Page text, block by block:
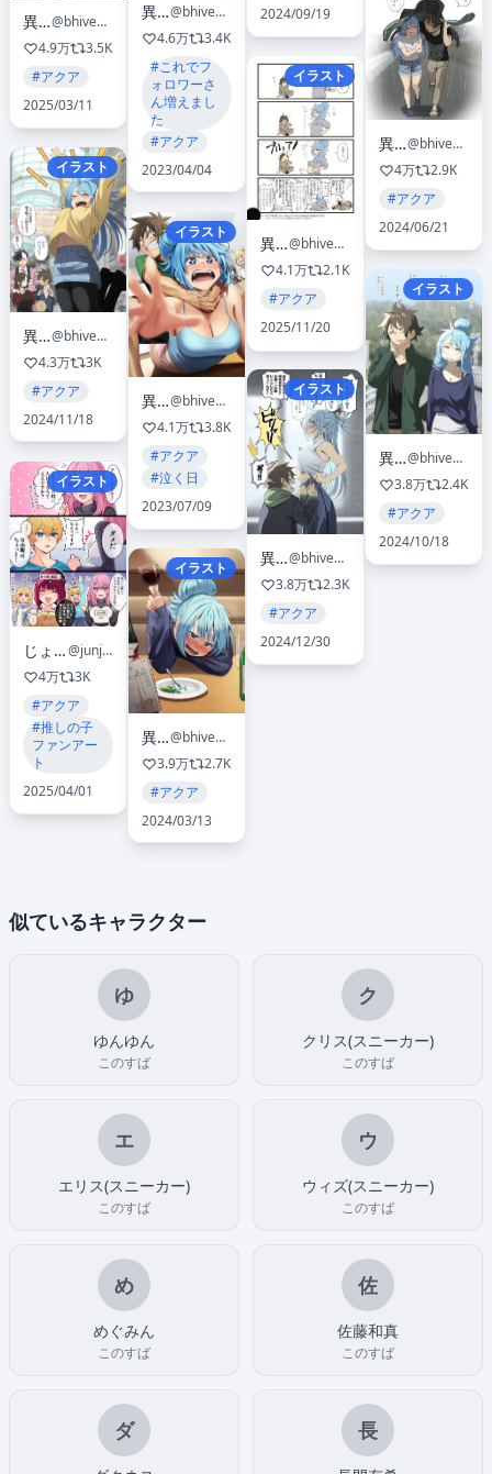
異澤
@bhive003
4.9万
3.5K
#アクア
2025/03/11
イラスト
異澤
@bhive003
4.3万
3K
#アクア
2024/11/18
イラスト
じょん太
@junjonta
4万
3K
#アクア
#推しの子
ファンアー
ト
2025/04/01
異澤
@bhive003
4.6万
3.4K
#これでフ
ォロワーさ
ん増えまし
た
#アクア
2023/04/04
イラスト
異澤
@bhive003
4.1万
3.8K
#アクア
#泣く日
2023/07/09
イラスト
異澤
@bhive003
3.9万
2.7K
#アクア
2024/03/13
2024/09/19
イラスト
異澤
@bhive003
4.1万
2.1K
#アクア
2025/11/20
イラスト
異澤
@bhive003
3.8万
2.3K
#アクア
2024/12/30
異澤
@bhive003
4万
2.9K
#アクア
2024/06/21
イラスト
異澤
@bhive003
3.8万
2.4K
#アクア
2024/10/18
似ているキャラクター
ゆ
ゆんゆん
このすば
ク
クリス(スニーカー)
このすば
エ
エリス(スニーカー)
このすば
ウ
ウィズ(スニーカー)
このすば
め
めぐみん
このすば
佐
佐藤和真
このすば
ダ 長